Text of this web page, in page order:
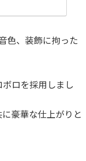
色、装飾に拘った
ロを採用しまし
豪華な仕上がりと